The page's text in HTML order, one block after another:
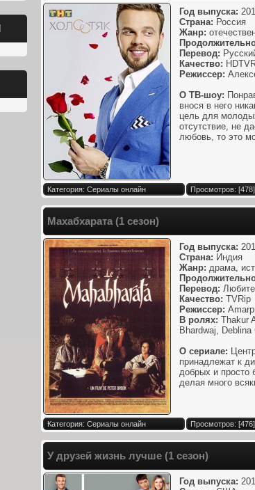
Год выпуска:
Страна: Россия
Жанр:
Перевод:
Качество:
Режиссер:
О ТВ-шоу:
внося в него
цель для
отсутствие, не
любовь, то это
Категория: Сериалы онлайн Просмотров: [478]
Махабхарата (1 сезон)
Год выпуска:
Страна: Индия
Жанр: драма,
Перевод:
Качество: TVRip
Режиссер:
В ролях: Thakur
Bhardwaj,
О сериале:
принадлежат к
добрых и просто
делая много
Категория: Сериалы онлайн Просмотров: [476]
У друзей жизнь лучше (1 сезон)
Год выпуска: